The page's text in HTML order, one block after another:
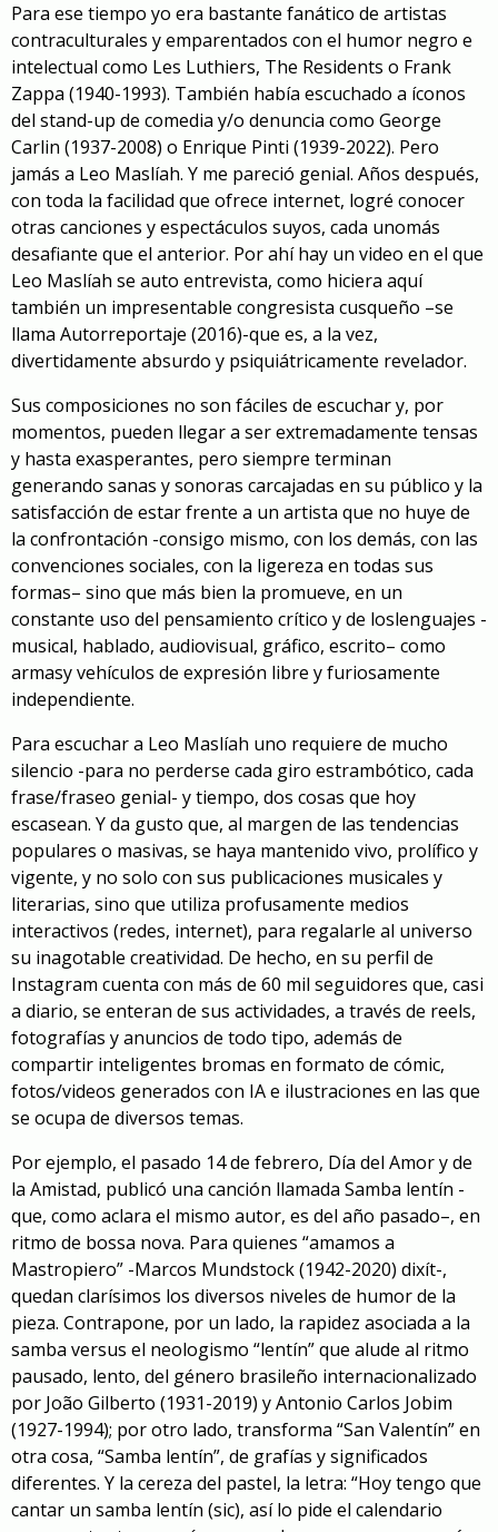
Para ese tiempo yo era bastante fanático de artistas
contraculturales y emparentados con el humor negro e
intelectual como Les Luthiers, The Residents o Frank
Zappa (1940-1993). También había escuchado a íconos
del stand-up de comedia y/o denuncia como George
Carlin (1937-2008) o Enrique Pinti (1939-2022). Pero
jamás a Leo Maslíah. Y me pareció genial. Años después,
con toda la facilidad que ofrece internet, logré conocer
otras canciones y espectáculos suyos, cada unomás
desafiante que el anterior. Por ahí hay un video en el que
Leo Maslíah se auto entrevista, como hiciera aquí
también un impresentable congresista cusqueño –se
llama Autorreportaje (2016)-que es, a la vez,
divertidamente absurdo y psiquiátricamente revelador.
Sus composiciones no son fáciles de escuchar y, por
momentos, pueden llegar a ser extremadamente tensas
y hasta exasperantes, pero siempre terminan
generando sanas y sonoras carcajadas en su público y la
satisfacción de estar frente a un artista que no huye de
la confrontación -consigo mismo, con los demás, con las
convenciones sociales, con la ligereza en todas sus
formas– sino que más bien la promueve, en un
constante uso del pensamiento crítico y de loslenguajes -
musical, hablado, audiovisual, gráfico, escrito– como
armasy vehículos de expresión libre y furiosamente
independiente.
Para escuchar a Leo Maslíah uno requiere de mucho
silencio -para no perderse cada giro estrambótico, cada
frase/fraseo genial- y tiempo, dos cosas que hoy
escasean. Y da gusto que, al margen de las tendencias
populares o masivas, se haya mantenido vivo, prolífico y
vigente, y no solo con sus publicaciones musicales y
literarias, sino que utiliza profusamente medios
interactivos (redes, internet), para regalarle al universo
su inagotable creatividad. De hecho, en su perfil de
Instagram cuenta con más de 60 mil seguidores que, casi
a diario, se enteran de sus actividades, a través de reels,
fotografías y anuncios de todo tipo, además de
compartir inteligentes bromas en formato de cómic,
fotos/videos generados con IA e ilustraciones en las que
se ocupa de diversos temas.
Por ejemplo, el pasado 14 de febrero, Día del Amor y de
la Amistad, publicó una canción llamada Samba lentín -
que, como aclara el mismo autor, es del año pasado–, en
ritmo de bossa nova. Para quienes “amamos a
Mastropiero” -Marcos Mundstock(1942-2020) dixít-,
quedan clarísimos los diversos niveles de humorde la
pieza. Contrapone, por un lado, la rapidez asociada a la
samba versus el neologismo “lentín” que alude al ritmo
pausado, lento, del género brasileño internacionalizado
por João Gilberto (1931-2019) y Antonio Carlos Jobim
(1927-1994); por otro lado, transforma “San Valentín” en
otra cosa, “Samba lentín”, de grafías ysignificados
diferentes. Y la cereza del pastel, la letra: “Hoy tengo que
cantar un samba lentín (sic), así lo pide el calendario